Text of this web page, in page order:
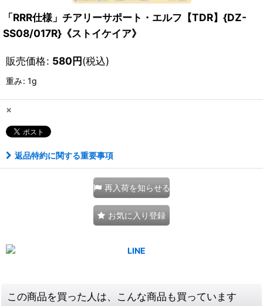
「RRR仕様」チアリーサポート・エルフ【TDR】{DZ-
SS08/017R}《ストイケイア》
販売価格: 580円(税込)
重み: 1g
×
返品特約に関する重要事項
再入荷を知らせる
お気に入り登録
この商品を買った人は、こんな商品も買っています